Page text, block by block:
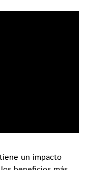
tiene un impacto